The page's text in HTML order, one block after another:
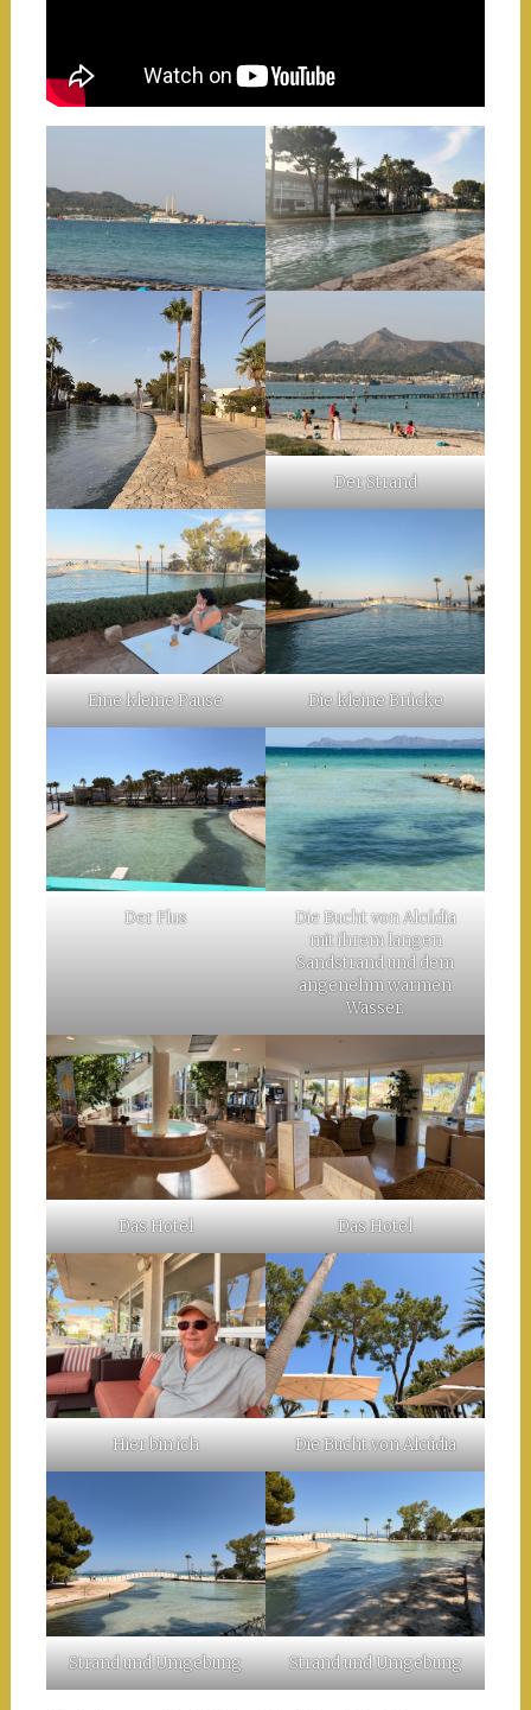
Der Strand
Eine kleine Pause Die kleine Brücke
Der Flus
Die Bucht von Alcúdia
mit ihrem langen
Sandstrand und dem
angenehm warmen
Wasser.
Das Hotel Das Hotel
Hier bin ich Die Bucht von Alcúdia
Strand und Umgebung Strand und Umgebung